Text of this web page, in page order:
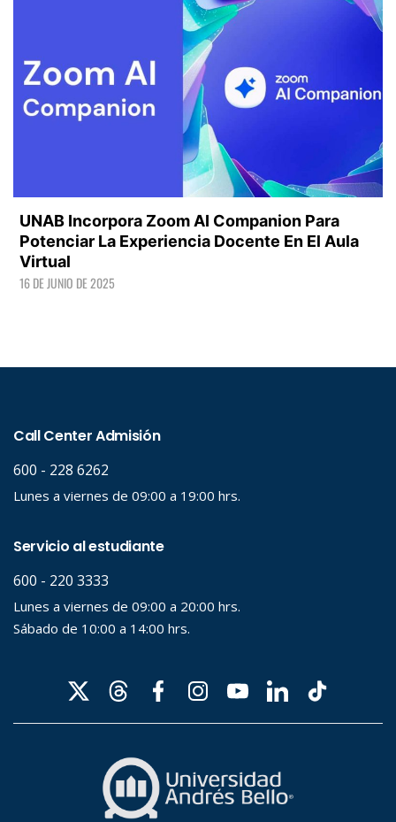
UNAB Incorpora Zoom AI Companion Para
Potenciar La Experiencia Docente En El Aula
Virtual
16 DE JUNIO DE 2025